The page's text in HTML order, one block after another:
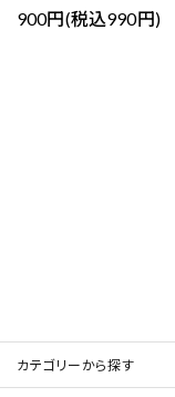
900円(税込990円)
カテゴリーから探す